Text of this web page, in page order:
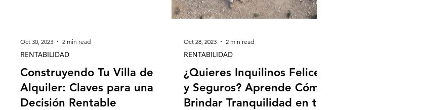
Construyendo Tu Villa de
Alquiler: Claves para una
Decisión Rentable
RENTABILIDAD
Oct 30, 2023 2 min read
¿Quieres Inquilinos Felices
y Seguros? Aprende Cómo
Brindar Tranquilidad en tu
RENTABILIDAD
Oct 28, 2023 2 min read